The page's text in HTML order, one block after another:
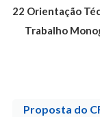
22 Orientação
Trabalho
Proposta do